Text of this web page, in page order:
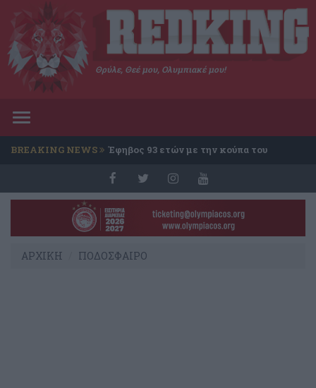
Θρύλε, Θεέ μου, Ολυμπιακέ μου!
Toggle
BREAKING NEWS Έφηβος 93 ετών με την κούπα του
ΑΡΧΙΚΗ ΠΟΔΟΣΦΑΙΡΟ